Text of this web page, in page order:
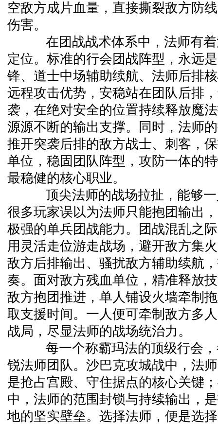
空敌方成片血量，直接撕裂敌方防
伤害。
在团战战术体系中，法师有着
定位。标准的行会团战阵型，永远
锋、道士中场辅助续航、法师后排
远程攻击优势，安稳站在团队后排
袭，在绝对安全的位置持续释放魔
源源不断的输出支撑。同时，法师
推开突袭后排的敌方战士、刺客，
单位，稳固团队阵型，攻防一体的
最稳健的核心职业。
顶尖法师的战场拉扯，能够一
很多玩家误以为法师只能抱团输出
极强的单兵团战能力。团战混乱之
用灵活走位游走战场，避开敌方集
敌方后排输出、骚扰敌方辅助续航
奏。面对敌方残血单位，精准释放
敌方抱团推进，单人铺设火墙牵制
取支援时间。一人便可牵制敌方多
战局，尽显法师的战场统治力。
每一个称霸玛法的顶级行会，
锐法师团队。沙巴克攻城战中，法
是抢占宫殿、守住据点的核心关键
中，法师的范围封锁与持续输出，
地的坚实壁垒。选择法师，便是选